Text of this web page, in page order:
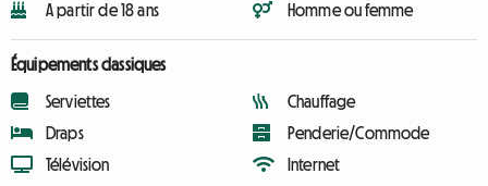
A partir de 18 ans Homme ou femme
Équipements classiques
Serviettes
Draps
Télévision
Chauffage
Penderie/Commode
Internet